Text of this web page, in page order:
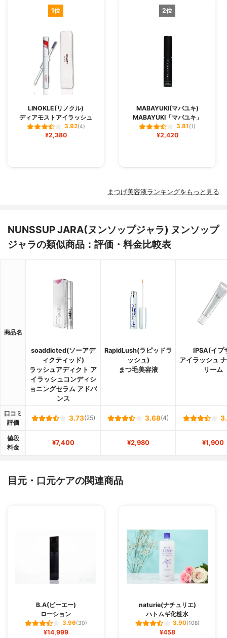
1位
LINOKLE(リノクル)
ディアモストアイラッシュ
3.92(4)
¥2,380
2位
MABAYUKI(マバユキ)
MABAYUKI「マバユキ」
3.81(1)
¥2,420
まつげ美容液ランキングをもっと見る
NUNSSUP JARA(ヌンソップジャラ) ヌンソップ
ジャラの類似商品：評価・料金比較表
商品名
soaddicted(ソーアデ
ィクティッド)
ラッシュアディクト ア
イラッシュコンディシ
ョニングセラム アドバ
ンス
RapidLush(ラピッドラ
ッシュ)
まつ毛美容液
IPSA(イプ
アイラッシュ
リーム
口コミ
評価
3.73(25) 3.68(4)
値段
料金
¥7,400 ¥2,980 ¥1,900
目元・口元ケアの関連商品
B.A(ビーエー)
ローション
3.96(30)
¥14,999
naturie(ナチュリエ)
ハトムギ化粧水
3.90(108)
¥458